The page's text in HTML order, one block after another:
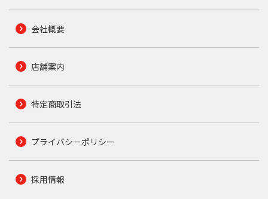
会社概要
店舗案内
特定商取引法
プライバシーポリシー
採用情報